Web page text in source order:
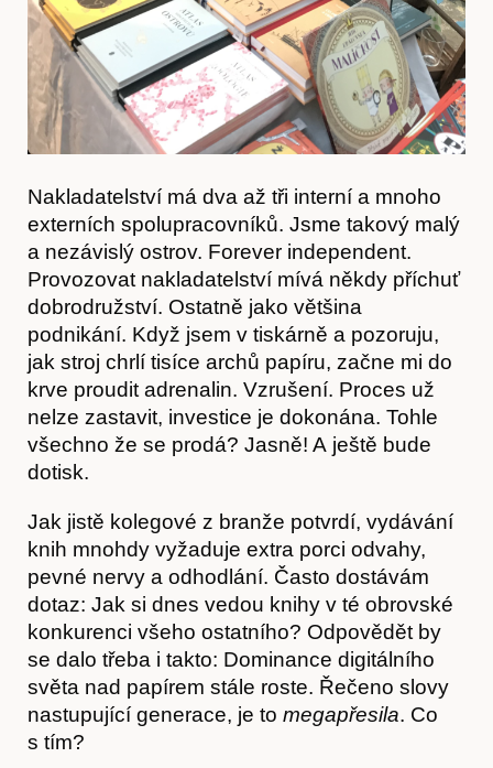
Akce
O nás
Nakladatelství má dva až tři interní a mnoho
externích spolupracovníků. Jsme takový malý
a nezávislý ostrov. Forever independent.
Provozovat nakladatelství mívá někdy příchuť
dobrodružství. Ostatně jako většina
podnikání. Když jsem v tiskárně a pozoruju,
jak stroj chrlí tisíce archů papíru, začne mi do
krve proudit adrenalin. Vzrušení. Proces už
nelze zastavit, investice je dokonána. Tohle
všechno že se prodá? Jasně! A ještě bude
dotisk.
Jak jistě kolegové z branže potvrdí, vydávání
knih mnohdy vyžaduje extra porci odvahy,
pevné nervy a odhodlání. Často dostávám
dotaz: Jak si dnes vedou knihy v té obrovské
konkurenci všeho ostatního? Odpovědět by
se dalo třeba i takto: Dominance digitálního
světa nad papírem stále roste. Řečeno slovy
nastupující generace, je to megapřesila. Co
s tím?